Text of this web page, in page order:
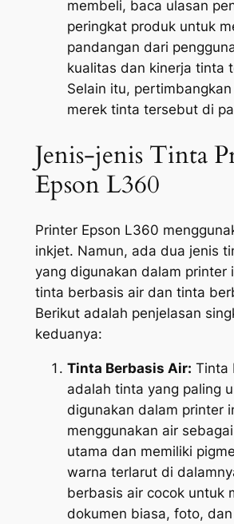
membeli, baca ulasan
peringkat produk untuk
pandangan dari
kualitas dan kinerja tinta
Selain itu,
merek tinta tersebut di
Jenis-jenis Tinta
Epson L360
Printer Epson L360
inkjet. Namun, ada dua jenis
yang digunakan dalam printer
tinta berbasis air dan tinta
Berikut adalah penjelasan
keduanya:
Tinta Berbasis Air: Tinta
adalah tinta yang paling
digunakan dalam printer
menggunakan air
utama dan memiliki
warna terlarut di
berbasis air cocok untuk
dokumen biasa, foto,